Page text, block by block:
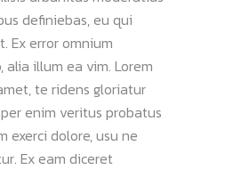
definiebas, eu qui
Ex error omnium
illum ea vim. Lorem
te ridens gloriatur
enim veritus probatus
exerci dolore, usu ne
Ex eam diceret